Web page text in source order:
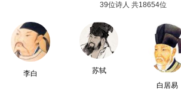
39位诗人 共18654位
李白
苏轼
白居易